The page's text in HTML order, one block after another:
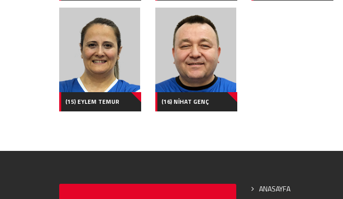
(15) EYLEM TEMUR (16) NİHAT GENÇ
ANASAYFA